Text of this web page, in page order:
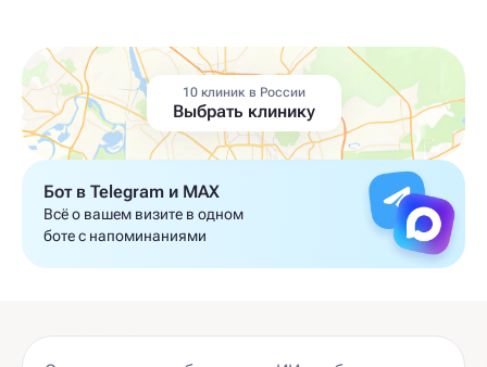
10 клиник в России
Выбрать клинику
Бот в Telegram и MAX
Всё о вашем визите в одном
боте с напоминаниями